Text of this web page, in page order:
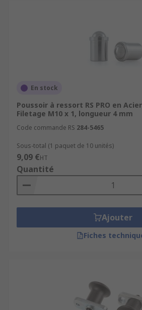
En stock
Poussoir à ressort RS PRO en
Filetage M10 x 1, longueur 4 mm
Code commande RS 284-5465
Sous-total (1 paquet de 10 unités)
9,09 €HT
Quantité
Ajouter
Fiches